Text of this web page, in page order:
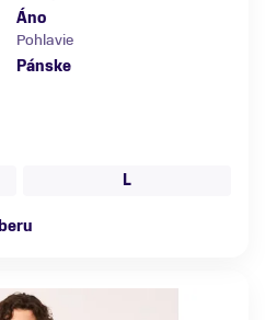
Áno
Pohlavie
Pánske
L